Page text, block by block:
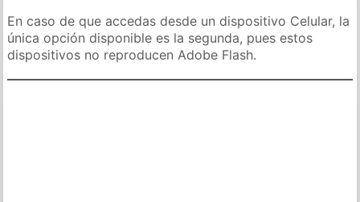
En caso de que accedas desde un dispositivo Celular, la
única opción disponible es la segunda, pues estos
dispositivos no reproducen Adobe Flash.